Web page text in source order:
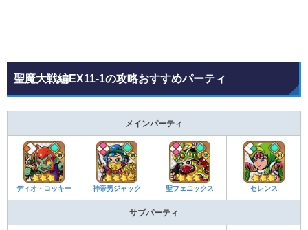
聖魔大戦編EX11-1の攻略おすすめパーティ
メインパーティ
ディオ・コッキー 神帝男ジャック 聖フェニックス セレンス
サブパーティ